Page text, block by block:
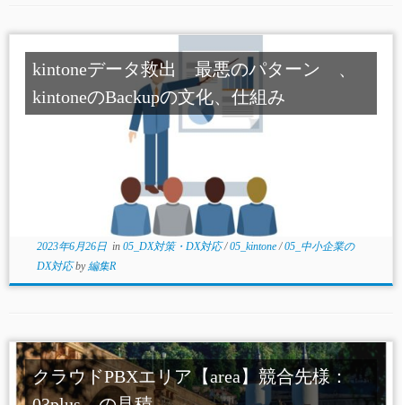
kintoneデータ救出 最悪のパターン 、
kintoneのBackupの文化、仕組み
2023年6月26日in 05_DX対策・DX対応/05_kintone/05_中小企業の
DX対応by編集R
クラウドPBXエリア【area】競合先様：